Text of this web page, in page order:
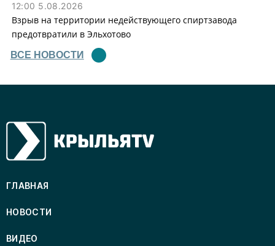
12:00 5.08.2026
Взрыв на территории недействующего спиртзавода
предотвратили в Эльхотово
ВСЕ НОВОСТИ
ГЛАВНАЯ
НОВОСТИ
ВИДЕО